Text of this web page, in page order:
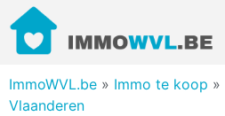
ImmoWVL.be » Immo te koop »
Vlaanderen